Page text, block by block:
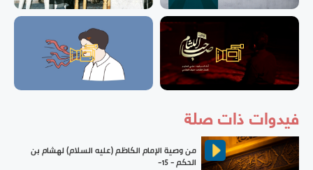
فيدوات ذات صلة
من وصية الإمام الكاظم (عليه السلام) لهشام بن
الحكم - 15-